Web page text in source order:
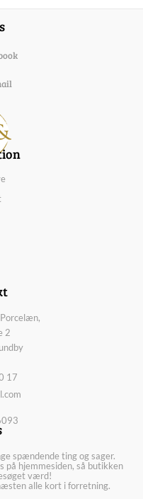
2
17
spændende ting og sager.
på hjemmesiden, så butikken
værd!
alle kort i forretning.